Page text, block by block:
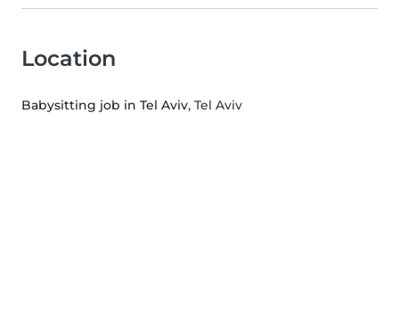
Location
Babysitting job in Tel Aviv, Tel Aviv